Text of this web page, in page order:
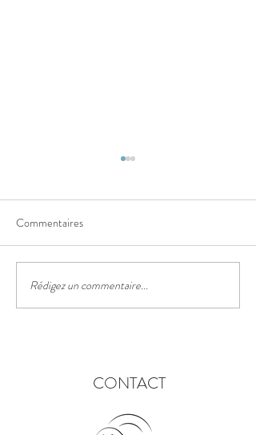
Le festival des lanternes
chinoises
Commentaires
Rédigez un commentaire...
CONTACT